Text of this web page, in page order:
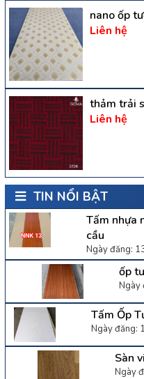
nano ốp
Liên hệ
thảm trải
Liên hệ
TIN NỔI BẬT
Tấm nhựa
cầu
Ngày đăng:
ốp
Ngày
Tấm Ốp
Ngày đăng:
Sàn
Ngày